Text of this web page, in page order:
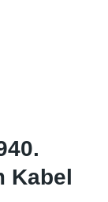
Kabel